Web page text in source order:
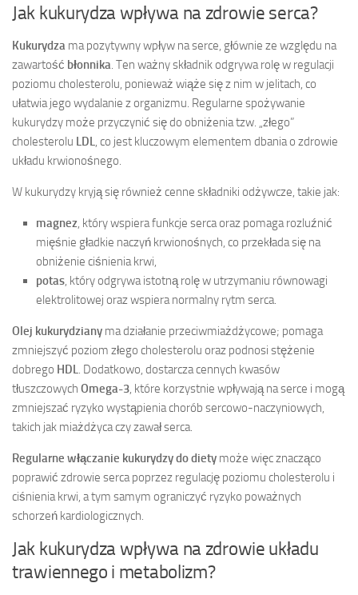
Jak kukurydza wpływa na zdrowie serca?
Kukurydza ma pozytywny wpływ na serce, głównie ze względu na
zawartość błonnika. Ten ważny składnik odgrywa rolę w regulacji
poziomu cholesterolu, ponieważ wiąże się z nim w jelitach, co
ułatwia jego wydalanie z organizmu. Regularne spożywanie
kukurydzy może przyczynić się do obniżenia tzw. „złego”
cholesterolu LDL, co jest kluczowym elementem dbania o zdrowie
układu krwionośnego.
W kukurydzy kryją się również cenne składniki odżywcze, takie jak:
magnez, który wspiera funkcje serca oraz pomaga rozluźnić
mięśnie gładkie naczyń krwionośnych, co przekłada się na
obniżenie ciśnienia krwi,
potas, który odgrywa istotną rolę w utrzymaniu równowagi
elektrolitowej oraz wspiera normalny rytm serca.
Olej kukurydziany ma działanie przeciwmiażdżycowe; pomaga
zmniejszyć poziom złego cholesterolu oraz podnosi stężenie
dobrego HDL. Dodatkowo, dostarcza cennych kwasów
tłuszczowych Omega-3, które korzystnie wpływają na serce i mogą
zmniejszać ryzyko wystąpienia chorób sercowo-naczyniowych,
takich jak miażdżyca czy zawał serca.
Regularne włączanie kukurydzy do diety może więc znacząco
poprawić zdrowie serca poprzez regulację poziomu cholesterolu i
ciśnienia krwi, a tym samym ograniczyć ryzyko poważnych
schorzeń kardiologicznych.
Jak kukurydza wpływa na zdrowie układu
trawiennego i metabolizm?